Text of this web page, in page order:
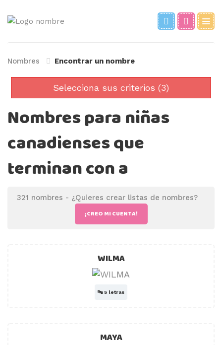
Nombres Encontrar un nombre
Selecciona sus criterios (3)
Nombres para niñas
canadienses que
terminan con a
321 nombres - ¿Quieres crear listas de nombres?
¡CREO MI CUENTA!
WILMA
🔤5 letras
MAYA